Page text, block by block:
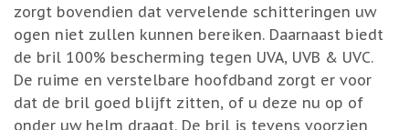
zorgt bovendien dat vervelende schitteringen uw
ogen niet zullen kunnen bereiken. Daarnaast biedt
de bril 100% bescherming tegen UVA, UVB & UVC.
De ruime en verstelbare hoofdband zorgt er voor
dat de bril goed blijft zitten, of u deze nu op of
onder uw helm draagt. De bril is tevens voorzien